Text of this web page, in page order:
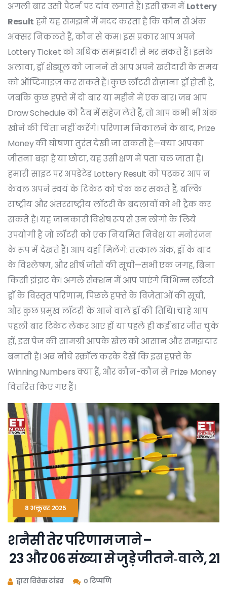
अगली बार उसी पैटर्न पर दांव लगाते हैं। इसी क्रम में Lottery
Result हमें यह समझने में मदद करता है कि कौन से अंक
अक्सर निकलते हैं, कौन से कम। इस प्रकार आप अपने
Lottery Ticketको अधिक समझदारी से भर सकते हैं। इसके
अलावा, ड्रॉ शेड्यूल को जानने से आप अपने खरीदारी के समय
को ऑप्टिमाइज़ कर सकते हैं। कुछ लॉटरी रोज़ाना ड्रॉ होती हैं,
जबकि कुछ हफ़्ते में दो बार या महीने में एक बार। जब आप
Draw Schedule को टैब में सहेज लेते हैं, तो आप कभी भी अंक
खोने की चिंता नहीं करेंगे। परिणाम निकालने के बाद, Prize
Moneyकी घोषणा तुरंत देखी जा सकती है—क्या आपका
जीतना बड़ा है या छोटा, यह उसी क्षण में पता चल जाता है।
हमारी साइट पर अपडेटेड Lottery Result को पढ़कर आप न
केवल अपने स्वयं के टिकेट को चेक कर सकते हैं, बल्कि
राष्ट्रीय और अंतरराष्ट्रीय लॉटरी के बदलावों को भी ट्रैक कर
सकते हैं। यह जानकारी विशेष रूप से उन लोगों के लिये
उपयोगी है जो लॉटरी को एक नियमित निवेश या मनोरंजन
के रूप में देखते हैं। आप यहाँ मिलेंगे: तत्काल अंक, ड्रॉ के बाद
के विश्लेषण, और शीर्ष जीतों की सूची—सभी एक जगह, बिना
किसी झंझट के। अगले सेक्शन में आप पाएंगे विभिन्न लॉटरी
ड्रॉ के विस्तृत परिणाम, पिछले हफ्ते के विजेताओं की सूची,
और कुछ प्रमुख लॉटरी के आने वाले ड्रॉ की तिथि। चाहे आप
पहली बार टिकेट लेकर आए हों या पहले ही कई बार जीत चुके
हों, इस पेज की सामग्री आपके खेल को आसान और समझदार
बनाती है। अब नीचे स्क्रॉल करके देखें कि इस हफ़्ते के
Winning Numbersक्या हैं, और कौन-कौन से Prize Money
वितरित किए गए हैं।
8 अक्तूबर 2025
शनैसी तेर परिणाम जाने –
23 और 06 संख्या से जुड़े जीतने‑वाले, 21
द्वारा विवेक टांडव 0 टिप्पणि